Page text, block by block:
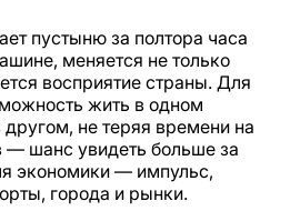
пустыню за полтора часа
меняется не только
восприятие страны. Для
жить в одном
другом, не теряя времени на
— шанс увидеть больше за
экономики — импульс,
города и рынки.